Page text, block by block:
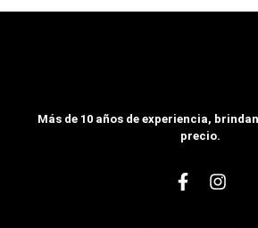
Más de 10 años de experiencia,
precio.